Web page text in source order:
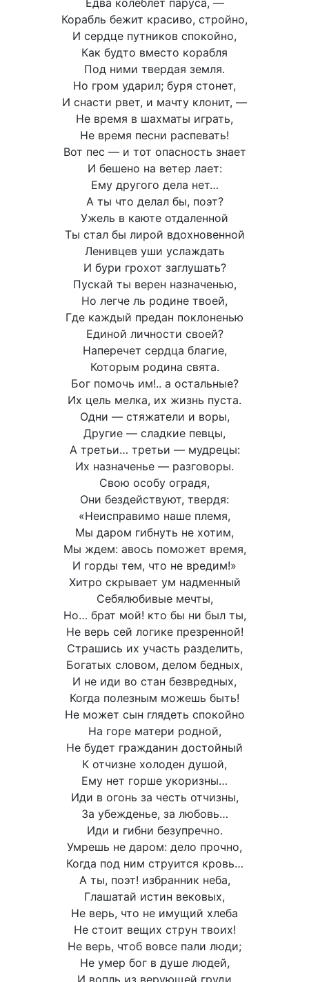
Едва колеблет паруса, —
Корабль бежит красиво, стройно,
И сердце путников спокойно,
Как будто вместо корабля
Под ними твердая земля.
Но гром ударил; буря стонет,
И снасти рвет, и мачту клонит, —
Не время в шахматы играть,
Не время песни распевать!
Вот пес — и тот опасность знает
И бешено на ветер лает:
Ему другого дела нет…
А ты что делал бы, поэт?
Ужель в каюте отдаленной
Ты стал бы лирой вдохновенной
Ленивцев уши услаждать
И бури грохот заглушать?
Пускай ты верен назначенью,
Но легче ль родине твоей,
Где каждый предан поклоненью
Единой личности своей?
Наперечет сердца благие,
Которым родина свята.
Бог помочь им!.. а остальные?
Их цель мелка, их жизнь пуста.
Одни — стяжатели и воры,
Другие — сладкие певцы,
А третьи… третьи — мудрецы:
Их назначенье — разговоры.
Свою особу оградя,
Они бездействуют, твердя:
«Неисправимо наше племя,
Мы даром гибнуть не хотим,
Мы ждем: авось поможет время,
И горды тем, что не вредим!»
Хитро скрывает ум надменный
Себялюбивые мечты,
Но… брат мой! кто бы ни был ты,
Не верь сей логике презренной!
Страшись их участь разделить,
Богатых словом, делом бедных,
И не иди во стан безвредных,
Когда полезным можешь быть!
Не может сын глядеть спокойно
На горе матери родной,
Не будет гражданин достойный
К отчизне холоден душой,
Ему нет горше укоризны…
Иди в огонь за честь отчизны,
За убежденье, за любовь…
Иди и гибни безупречно.
Умрешь не даром: дело прочно,
Когда под ним струится кровь…
А ты, поэт! избранник неба,
Глашатай истин вековых,
Не верь, что не имущий хлеба
Не стоит вещих струн твоих!
Не верь, чтоб вовсе пали люди;
Не умер бог в душе людей,
И вопль из верующей груди